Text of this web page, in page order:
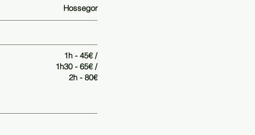
Hossegor
1h - 45€ /
1h30 - 65€ /
2h - 80€